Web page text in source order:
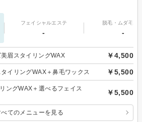
フェイシャルエステ
-
脱毛・ムダ毛処
-
眉スタイリングWAX ￥4,500
イリングWAX＋鼻毛ワックス ￥5,500
ングWAX＋選べるフェイス
￥5,500
べてのメニューを見る